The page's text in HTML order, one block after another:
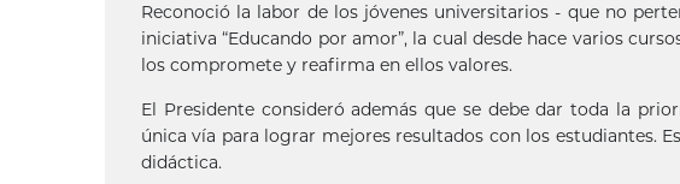
Reconoció la labor de los jóvenes universitarios - que no
iniciativa “Educando por amor”, la cual desde hace varios
los compromete y reafirma en ellos valores.
El Presidente consideró además que se debe dar toda la
única vía para lograr mejores resultados con los estudiantes.
didáctica.